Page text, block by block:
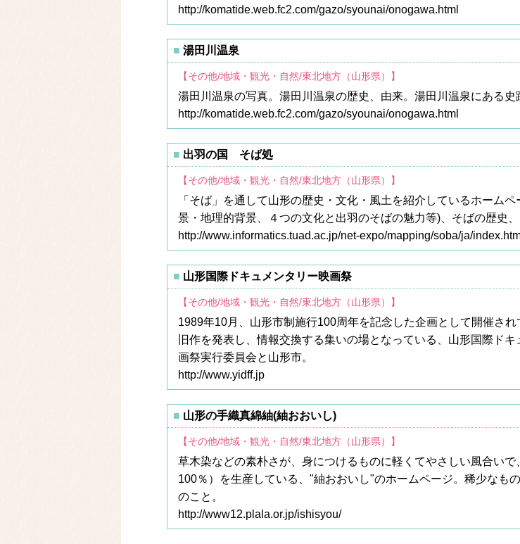
http://komatide.web.fc2.com/gazo/syounai/onogawa.html
湯田川温泉
【その他/地域・観光・自然/東北地方（山形県）】
湯田川温泉の写真。湯田川温泉の歴史、由来。湯田川温泉にある史
http://komatide.web.fc2.com/gazo/syounai/onogawa.html
出羽の国 そば処
【その他/地域・観光・自然/東北地方（山形県）】
「そば」を通して山形の歴史・文化・風土を紹介しているホーム
景・地理的背景、４つの文化と出羽のそばの魅力等)、そばの歴史、
http://www.informatics.tuad.ac.jp/net-expo/mapping/soba/ja/
山形国際ドキュメンタリー映画祭
【その他/地域・観光・自然/東北地方（山形県）】
1989年10月、山形市制施行100周年を記念した企画として開催さ
旧作を発表し、情報交換する集いの場となっている、山形国際ド
画祭実行委員会と山形市。
http://www.yidff.jp
山形の手織真綿紬(紬おおいし)
【その他/地域・観光・自然/東北地方（山形県）】
草木染などの素朴さが、身につけるものに軽くてやさしい風合い
100％）を生産している、"紬おおいし"のホームページ。稀少なも
のこと。
http://www12.plala.or.jp/ishisyou/